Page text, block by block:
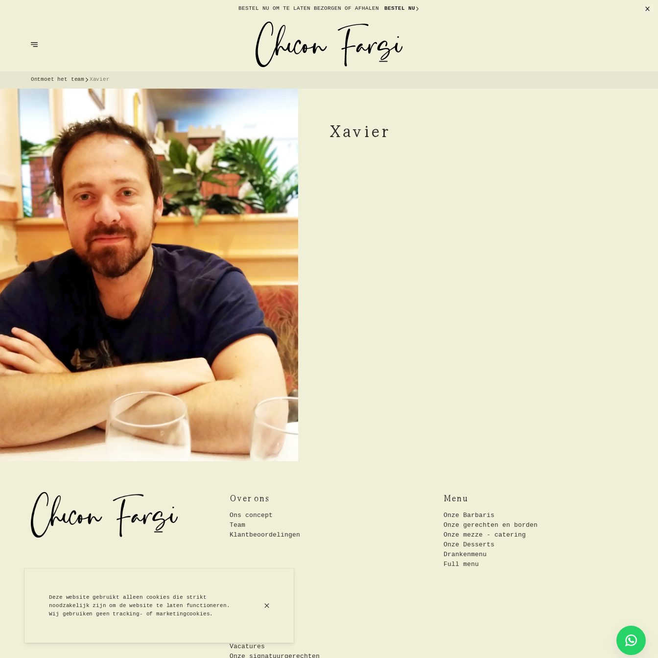
BESTEL NU OM TE LATEN BEZORGEN OF AFHALEN BESTEL NU
Ontmoet het team Xavier
Xavier
Over ons
Ons concept
Team
Klantbeoordelingen
Menu
Onze Barbaris
Onze gerechten en borden
Onze mezze - catering
Onze Desserts
Drankenmenu
Full menu
Vacatures
Onze signatuurgerechten
Deze website gebruikt alleen cookies die strikt
noodzakelijk zijn om de website te laten functioneren.
Wij gebruiken geen tracking- of marketingcookies.